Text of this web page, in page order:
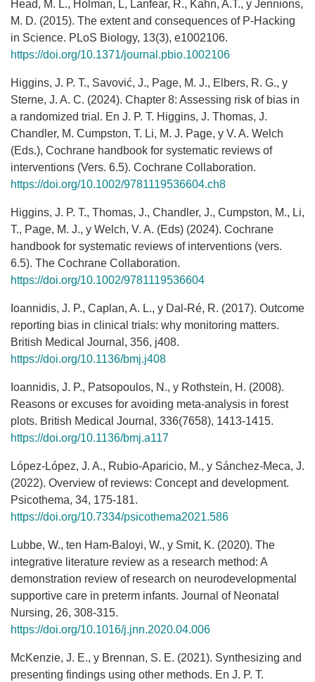
Head, M. L., Holman, L, Lanfear, R., Kahn, A.T., y Jennions,
M. D. (2015). The extent and consequences of P-Hacking
in Science. PLoS Biology, 13(3), e1002106.
https://doi.org/10.1371/journal.pbio.1002106
Higgins, J. P. T., Savović, J., Page, M. J., Elbers, R. G., y
Sterne, J. A. C. (2024). Chapter 8: Assessing risk of bias in
a randomized trial. En J. P. T. Higgins, J. Thomas, J.
Chandler, M. Cumpston, T. Li, M. J. Page, y V. A. Welch
(Eds.), Cochrane handbook for systematic reviews of
interventions (Vers. 6.5). Cochrane Collaboration.
https://doi.org/10.1002/9781119536604.ch8
Higgins, J. P. T., Thomas, J., Chandler, J., Cumpston, M., Li,
T., Page, M. J., y Welch, V. A. (Eds) (2024). Cochrane
handbook for systematic reviews of interventions (vers.
6.5). The Cochrane Collaboration.
https://doi.org/10.1002/9781119536604
Ioannidis, J. P., Caplan, A. L., y Dal-Ré, R. (2017). Outcome
reporting bias in clinical trials: why monitoring matters.
British Medical Journal, 356, j408.
https://doi.org/10.1136/bmj.j408
Ioannidis, J. P., Patsopoulos, N., y Rothstein, H. (2008).
Reasons or excuses for avoiding meta-analysis in forest
plots. British Medical Journal, 336(7658), 1413-1415.
https://doi.org/10.1136/bmj.a117
López-López, J. A., Rubio-Aparicio, M., y Sánchez-Meca, J.
(2022). Overview of reviews: Concept and development.
Psicothema, 34, 175-181.
https://doi.org/10.7334/psicothema2021.586
Lubbe, W., ten Ham-Baloyi, W., y Smit, K. (2020). The
integrative literature review as a research method: A
demonstration review of research on neurodevelopmental
supportive care in preterm infants. Journal of Neonatal
Nursing, 26, 308-315.
https://doi.org/10.1016/j.jnn.2020.04.006
McKenzie, J. E., y Brennan, S. E. (2021). Synthesizing and
presenting findings using other methods. En J. P. T.